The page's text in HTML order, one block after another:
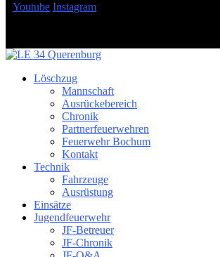
Youtube Instagram
Löschzug
Mannschaft
Ausrückebereich
Chronik
Partnerfeuerwehren
Feuerwehr Bochum
Kontakt
Technik
Fahrzeuge
Ausrüstung
Einsätze
Jugendfeuerwehr
JF-Betreuer
JF-Chronik